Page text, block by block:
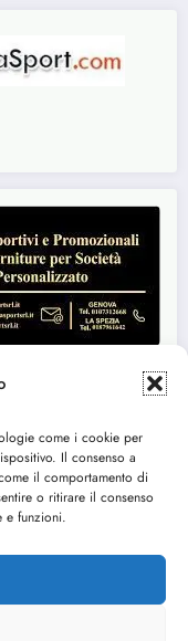
come i cookie per
Il consenso a
il comportamento di
o ritirare il consenso
e funzioni.